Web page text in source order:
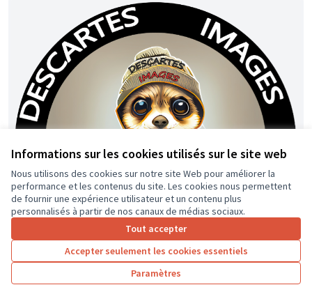
Informations sur les cookies utilisés sur le site web
Nous utilisons des cookies sur notre site Web pour améliorer la
performance et les contenus du site. Les cookies nous permettent
de fournir une expérience utilisateur et un contenu plus
personnalisés à partir de nos canaux de médias sociaux.
Tout accepter
Accepter seulement les cookies essentiels
Paramètres